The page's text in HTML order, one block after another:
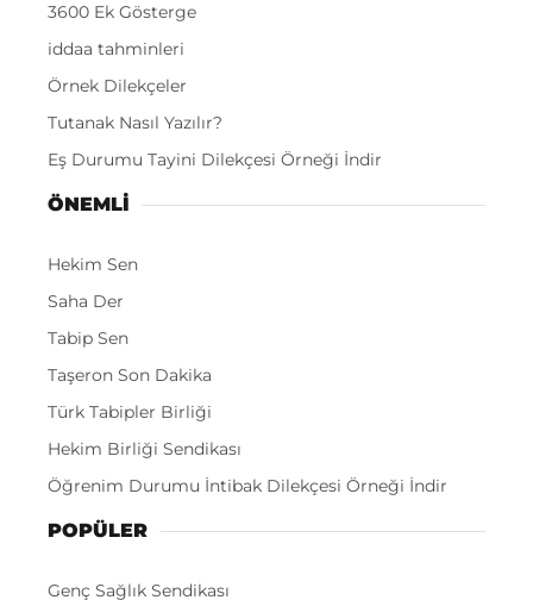
3600 Ek Gösterge
iddaa tahminleri
Örnek Dilekçeler
Tutanak Nasıl Yazılır?
Eş Durumu Tayini Dilekçesi Örneği İndir
ÖNEMLI
Hekim Sen
Saha Der
Tabip Sen
Taşeron Son Dakika
Türk Tabipler Birliği
Hekim Birliği Sendikası
Öğrenim Durumu İntibak Dilekçesi Örneği İndir
POPÜLER
Genç Sağlık Sendikası